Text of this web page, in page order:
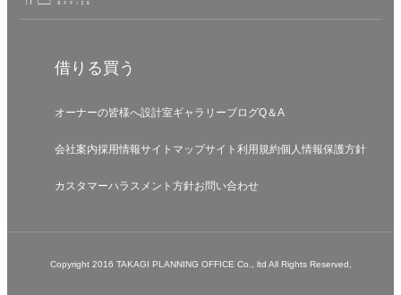
借りる 買う
オーナーの皆様へ設計室ギャラリーブログQ＆A
会社案内採用情報サイトマップサイト利用規約個人情報保護方針
カスタマーハラスメント方針お問い合わせ
Copyright 2016 TAKAGI PLANNING OFFICE Co., ltd All Rights Reserved,